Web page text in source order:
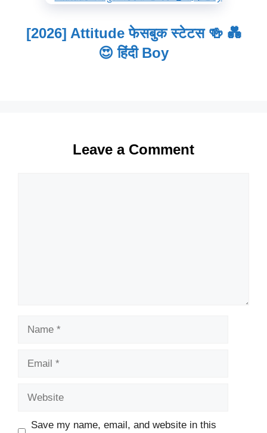
[2026] Attitude फेसबुक स्टेटस 🍻 💑
😍 हिंदी Boy
Leave a Comment
Save my name, email, and website in this